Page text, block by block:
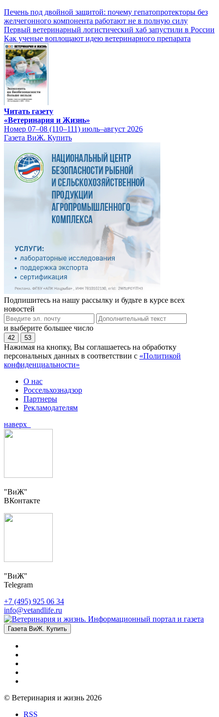
Печень под двойной защитой: почему гепатопротекторы без
желчегонного компонента работают не в полную силу
Первый ветеринарный логистический хаб запустили в России
Как ученые воплощают идею ветеринарного препарата
Читать газету
«Ветеринария и Жизнь»
Номер 07–08 (110–111) июль–август 2026
Газета ВиЖ. Купить
Подпишитесь на нашу рассылку и будьте в курсе всех
новостей
и выберите большее число
42 53
Нажимая на кнопку, Вы соглашаетесь на обработку
персональных данных в соответствии с «Политикой
конфиденциальности»
О нас
Россельхознадзор
Партнеры
Рекламодателям
наверх
"ВиЖ"
ВКонтакте
"ВиЖ"
Telegram
+7 (495) 925 06 34
info@vetandlife.ru
Газета ВиЖ. Купить
© Ветеринария и жизнь 2026
RSS